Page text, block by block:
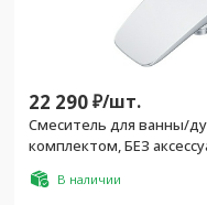
22 290₽/шт.
Смеситель для ванны/
комплектом, БЕЗ
В наличии